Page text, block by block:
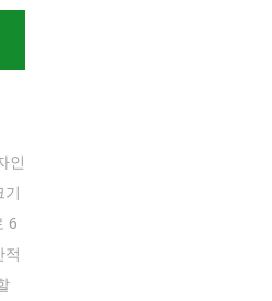
인
6